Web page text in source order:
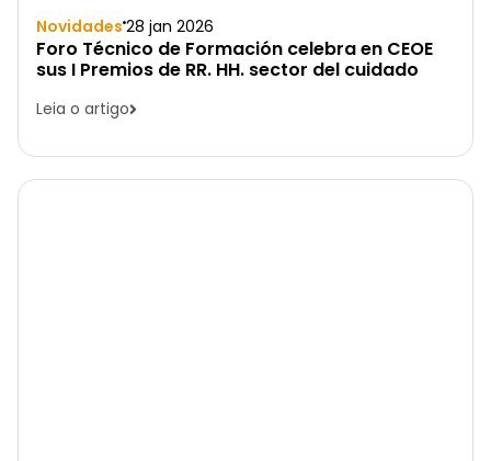
Novidades 28 jan 2026
Foro Técnico de Formación celebra en CEOE
sus I Premios de RR. HH. sector del cuidado
Leia o artigo